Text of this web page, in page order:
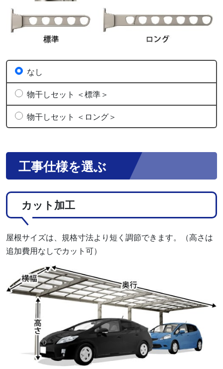
なし
物干しセット ＜標準＞
物干しセット ＜ロング＞
工事仕様を選ぶ
カット加工
屋根サイズは、規格寸法より短く調節できます。（高さは
追加費用なしでカット可）